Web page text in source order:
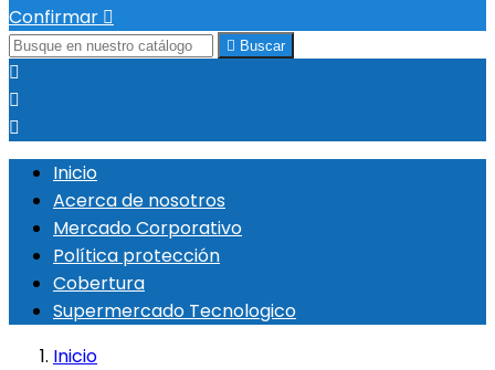
Confirmar 
 Buscar



Inicio
Acerca de nosotros
Mercado Corporativo
Política protección
Cobertura
Supermercado Tecnologico
Inicio